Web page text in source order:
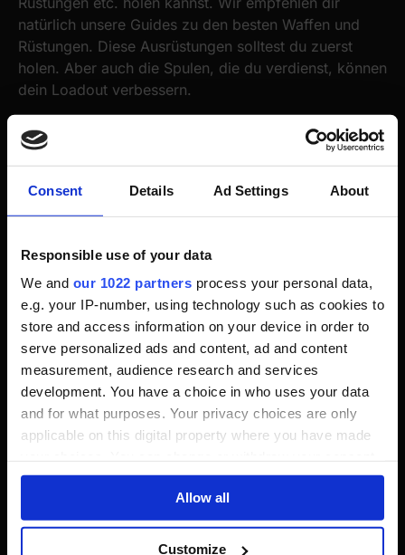
Consent Details Ad Settings About
Responsible use of your data
We and our 1022 partners process your personal data,
e.g. your IP-number, using technology such as cookies to
store and access information on your device in order to
serve personalized ads and content, ad and content
measurement, audience research and services
development. You have a choice in who uses your data
and for what purposes. Your privacy choices are only
applicable on this digital property where you have made
any time from the Cookie Declaration or by clicking on
If you allow, we would also like to:
Allow all
Customize
natürlich unsere Guides zu den besten Waffen und
Rüstungen. Diese Ausrüstungen solltest du zuerst
holen. Aber auch die Spulen, die du verdienst, können
dein Loadout verbessern.
Den Schatten des Todessuchers solltest du dir als erste holen.
Hat dir der Artikel gefallen?
Dann schau doch noch auf
Horizon Forbidden West
vorbei. Dort findest du